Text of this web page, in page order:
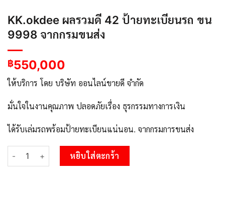
KK.okdee ผลรวมดี 42 ป้ายทะเบียนรถ ขน
9998 จากกรมขนส่ง
฿550,000
ให้บริการ โดย บริษัท ออนไลน์ขายดี จำกัด
มั่นใจในงานคุณภาพ ปลอดภัยเรื่อง ธุรกรรมทางการเงิน
ได้รับเล่มรถพร้อมป้ายทะเบียนแน่นอน. จากกรมการขนส่ง
จำนวน KK.okdee ผลรวมดี 42 ป้ายทะเบียนรถ ขน 9998 จากกรมข
หยิบใส่ตะกร้า